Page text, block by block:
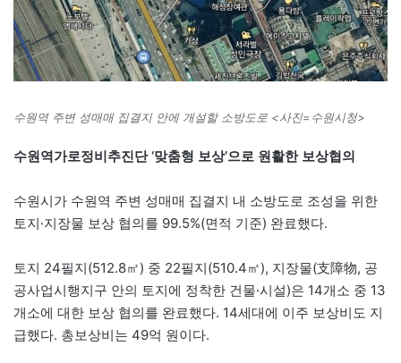
수원역 주변 성매매 집결지 안에 개설할 소방도로 <사진=수원시청>
수원역가로정비추진단 ‘맞춤형 보상’으로 원활한 보상협의
수원시가 수원역 주변 성매매 집결지 내 소방도로 조성을 위한
토지·지장물 보상 협의를 99.5%(면적 기준) 완료했다.
토지 24필지(512.8㎡) 중 22필지(510.4㎡), 지장물(支障物, 공
공사업시행지구 안의 토지에 정착한 건물·시설)은 14개소 중 13
개소에 대한 보상 협의를 완료했다. 14세대에 이주 보상비도 지
급했다. 총보상비는 49억 원이다.